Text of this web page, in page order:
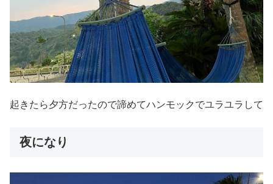
起きたら夕方だったので諦めてハンモックでユラユラして
夜になり